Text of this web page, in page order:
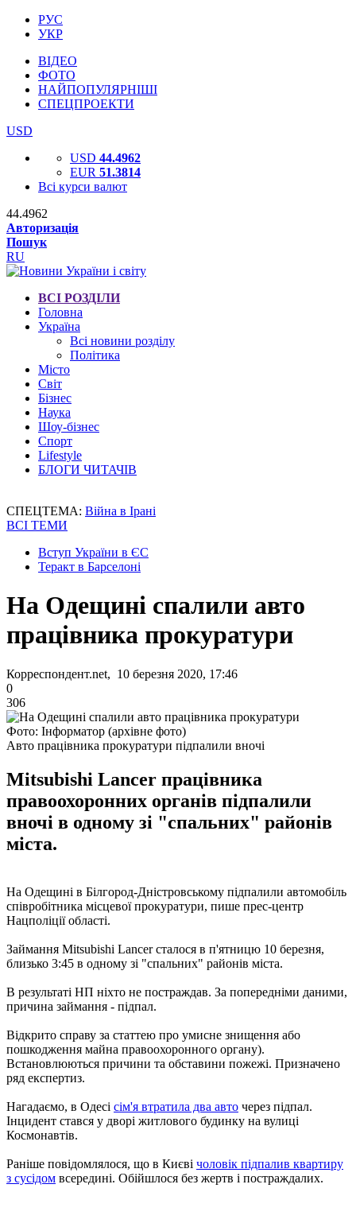
РУС
УКР
ВІДЕО
ФОТО
НАЙПОПУЛЯРНІШІ
СПЕЦПРОЕКТИ
USD
USD 44.4962
EUR 51.3814
Всі курси валют
44.4962
Авторизація
Пошук
RU
ВСІ РОЗДІЛИ
Головна
Україна
Всі новини розділу
Політика
Місто
Світ
Бізнес
Наука
Шоу-бізнес
Спорт
Lifestyle
БЛОГИ ЧИТАЧІВ
СПЕЦТЕМА: Війна в Ірані
ВСІ ТЕМИ
Вступ України в ЄС
Теракт в Барселоні
На Одещині спалили авто
працівника прокуратури
Корреспондент.net, 10 березня 2020, 17:46
0
306
Фото: Інформатор (архівне фото)
Авто працівника прокуратури підпалили вночі
Mitsubishi Lancer працівника
правоохоронних органів підпалили
вночі в одному зі "спальних" районів
міста.
На Одещині в Білгород-Дністровському підпалили автомобіль
співробітника місцевої прокуратури, пише прес-центр
Нацполіції області.
Займання Mitsubishi Lancer сталося в п'ятницю 10 березня,
близько 3:45 в одному зі "спальних" районів міста.
В результаті НП ніхто не постраждав. За попередніми даними,
причина займання - підпал.
Відкрито справу за статтею про умисне знищення або
пошкодження майна правоохоронного органу).
Встановлюються причини та обставини пожежі. Призначено
ряд експертиз.
Нагадаємо, в Одесі сім'я втратила два авто через підпал.
Інцидент стався у дворі житлового будинку на вулиці
Космонавтів.
Раніше повідомлялося, що в Києві чоловік підпалив квартиру
з сусідом всередині. Обійшлося без жертв і постраждалих.